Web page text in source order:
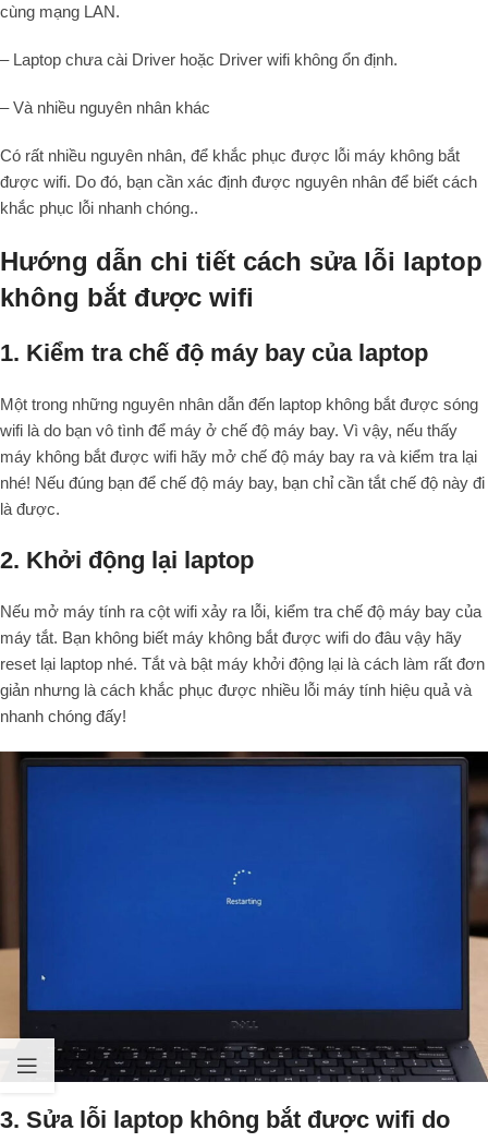
cùng mạng LAN.
– Laptop chưa cài Driver hoặc Driver wifi không ổn định.
– Và nhiều nguyên nhân khác
Có rất nhiều nguyên nhân, để khắc phục được lỗi máy không bắt
được wifi. Do đó, bạn cần xác định được nguyên nhân để biết cách
khắc phục lỗi nhanh chóng..
Hướng dẫn chi tiết cách sửa lỗi laptop
không bắt được wifi
1. Kiểm tra chế độ máy bay của laptop
Một trong những nguyên nhân dẫn đến laptop không bắt được sóng
wifi là do bạn vô tình để máy ở chế độ máy bay. Vì vậy, nếu thấy
máy không bắt được wifi hãy mở chế độ máy bay ra và kiểm tra lại
nhé! Nếu đúng bạn để chế độ máy bay, bạn chỉ cần tắt chế độ này đi
là được.
2. Khởi động lại laptop
Nếu mở máy tính ra cột wifi xảy ra lỗi, kiểm tra chế độ máy bay của
máy tắt. Bạn không biết máy không bắt được wifi do đâu vậy hãy
reset lại laptop nhé. Tắt và bật máy khởi động lại là cách làm rất đơn
giản nhưng là cách khắc phục được nhiều lỗi máy tính hiệu quả và
nhanh chóng đấy!
3. Sửa lỗi laptop không bắt được wifi do